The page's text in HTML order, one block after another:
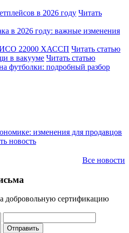
в 2026 году Читать
в 2026 году: важные изменения
ИСО 22000 ХАССП Читать статью
в вакууме Читать статью
футболки: подробный разбор
изменения для продавцов
новость
Все новости
добровольную сертификацию